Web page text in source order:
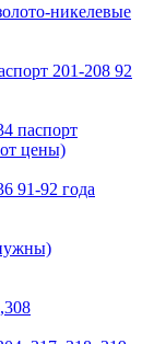
никелевые
201-208 92
паспорт
цены)
91-92 года